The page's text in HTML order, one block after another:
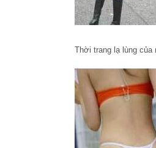
Thời trang lạ lùng